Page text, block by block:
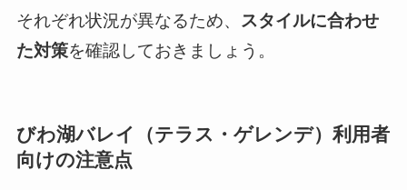
それぞれ状況が異なるため、 スタイルに合わせ
た対策を確認しておきましょう。
びわ湖バレイ（テラス・ゲレンデ）利用者
向けの注意点